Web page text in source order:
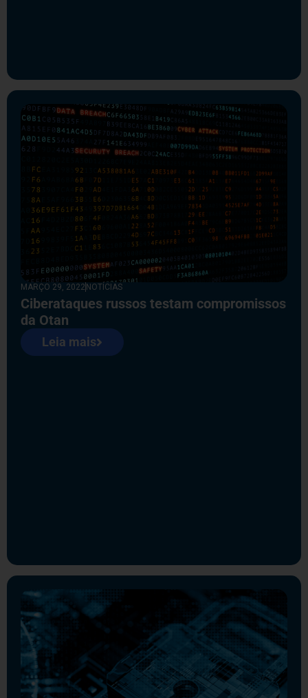
MARÇO 29, 2022 NOTÍCIAS
Ciberataques russos testam compromissos
da Otan
Leia mais